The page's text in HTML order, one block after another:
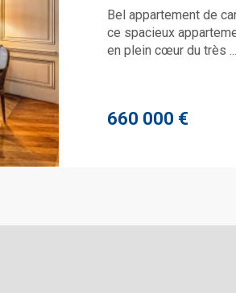
660 000 €
Bel appartement de
ce spacieux
en plein cœur du très ...